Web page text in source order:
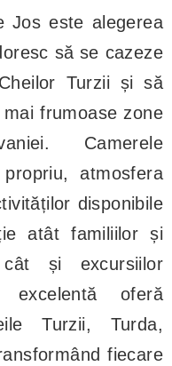
Jos este alegerea
să se cazeze
Turzii și să
frumoase zone
Camerele
atmosfera
disponibile
atât familiilor și
și excursiilor
excelentă oferă
Turzii, Turda,
fiecare